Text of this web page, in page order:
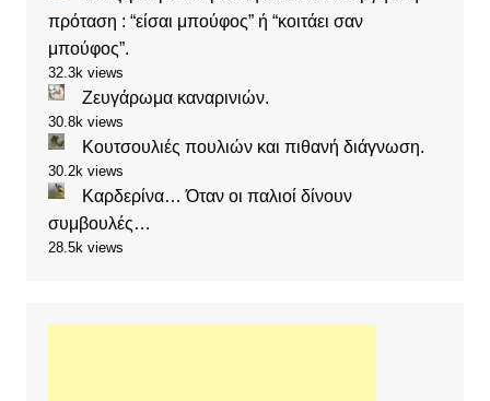
πρόταση : “είσαι μπούφος” ή “κοιτάει σαν
μπούφος”.
32.3k views
Ζευγάρωμα καναρινιών.
30.8k views
Κουτσουλιές πουλιών και πιθανή διάγνωση.
30.2k views
Καρδερίνα… Όταν οι παλιοί δίνουν
συμβουλές…
28.5k views